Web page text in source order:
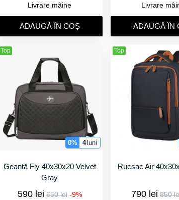
Livrare mâine
ADAUGǍ ÎN COȘ
Livrare
ADAUGǍ ÎN
Top
0% 4 luni
Geantă Fly 40x30x20 Velvet
Gray
590 lei 650 lei -9%
Top
Rucsac Air
790 lei 850